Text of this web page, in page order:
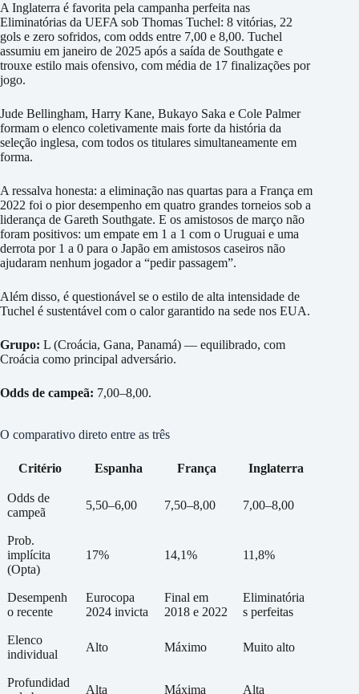
A Inglaterra é favorita pela campanha perfeita nas
Eliminatórias da UEFA sob Thomas Tuchel: 8 vitórias, 22
gols e zero sofridos, com odds entre 7,00 e 8,00. Tuchel
assumiu em janeiro de 2025 após a saída de Southgate e
trouxe estilo mais ofensivo, com média de 17 finalizações por
jogo.
Jude Bellingham, Harry Kane, Bukayo Saka e Cole Palmer
formam o elenco coletivamente mais forte da história da
seleção inglesa, com todos os titulares simultaneamente em
forma.
A ressalva honesta: a eliminação nas quartas para a França em
2022 foi o pior desempenho em quatro grandes torneios sob a
liderança de Gareth Southgate. E os amistosos de março não
foram positivos: um empate em 1 a 1 com o Uruguai e uma
derrota por 1 a 0 para o Japão em amistosos caseiros não
ajudaram nenhum jogador a “pedir passagem”.
Além disso, é questionável se o estilo de alta intensidade de
Tuchel é sustentável com o calor garantido na sede nos EUA.
Grupo: L (Croácia, Gana, Panamá) — equilibrado, com
Croácia como principal adversário.
Odds de campeã: 7,00–8,00.
O comparativo direto entre as três
Critério Espanha França Inglaterra
Odds de
campeã
5,50–6,00 7,50–8,00 7,00–8,00
Prob.
implícita
(Opta)
17% 14,1% 11,8%
Desempenh
o recente
Eurocopa
2024 invicta
Final em
2018 e 2022
Eliminatória
s perfeitas
Elenco
individual
Alto Máximo Muito alto
Profundidad
Alta Máxima Alta